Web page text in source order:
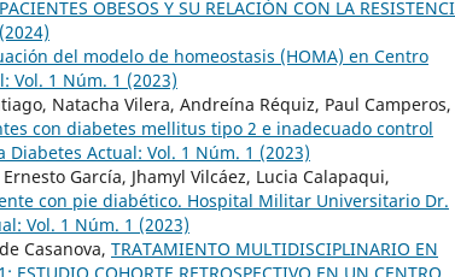
OBESOS Y SU RELACIÓN CON LA
del modelo de homeostasis (HOMA) en Centro
Vol. 1 Núm. 1 (2023)
Natacha Vilera, Andreína Réquiz, Paul Camperos,
con diabetes mellitus tipo 2 e inadecuado control
Diabetes Actual: Vol. 1 Núm. 1 (2023)
García, Jhamyl Vilcáez, Lucia Calapaqui,
con pie diabético. Hospital Militar Universitario Dr.
Vol. 1 Núm. 1 (2023)
Casanova, TRATAMIENTO MULTIDISCIPLINARIO EN